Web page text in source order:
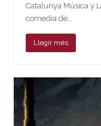
Catalunya Música y
comedia de…
Llegir més